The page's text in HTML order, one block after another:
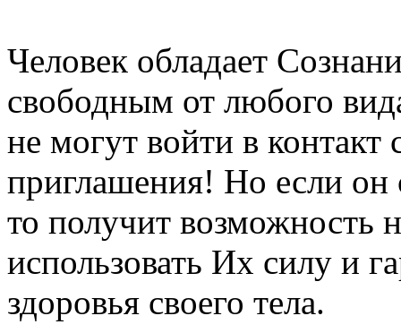
Человек обладает
свободным от любого
не могут войти в контакт
приглашения! Но если он
то получит возможность
использовать Их силу и
здоровья своего тела.